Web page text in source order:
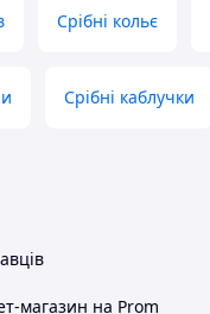
Срібні кольє
Срібні каблучки
магазин на Prom